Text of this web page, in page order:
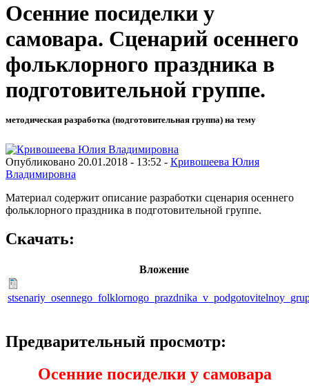
Осенние посиделки у
самовара. Сценарий осеннего
фольклорного праздника в
подготовительной группе.
методическая разработка (подготовительная группа) на тему
Опубликовано 20.01.2018 - 13:52 - Кривошеева Юлия
Владимировна
Материал содержит описание разработки сценария осеннего
фольклорного праздника в подготовительной группе.
Скачать:
Вложение
Предварительный просмотр:
Осенние посиделки у самовара